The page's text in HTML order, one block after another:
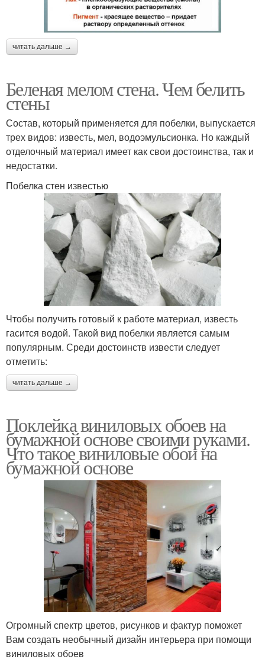
читать дальше →
Беленая мелом стена. Чем белить
стены
Состав, который применяется для побелки, выпускается
трех видов: известь, мел, водоэмульсионка. Но каждый
отделочный материал имеет как свои достоинства, так и
недостатки.
Побелка стен известью
Чтобы получить готовый к работе материал, известь
гасится водой. Такой вид побелки является самым
популярным. Среди достоинств извести следует
отметить:
читать дальше →
Поклейка виниловых обоев на
бумажной основе своими руками.
Что такое виниловые обои на
бумажной основе
Огромный спектр цветов, рисунков и фактур поможет
Вам создать необычный дизайн интерьера при помощи
виниловых обоев